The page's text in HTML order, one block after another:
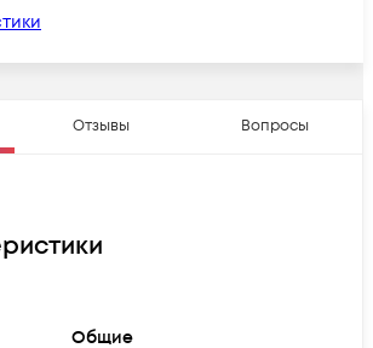
Отзывы Вопросы
Общие